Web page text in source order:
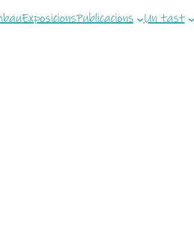
ExposicionsPublicacions Un tast